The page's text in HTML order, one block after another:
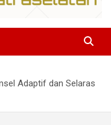
Adaptif dan Selaras